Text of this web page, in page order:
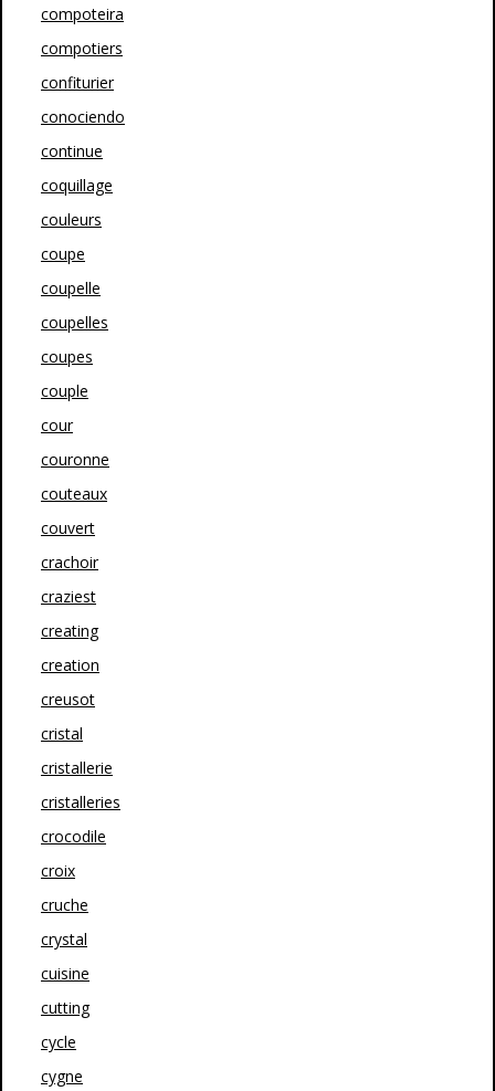
compoteira
compotiers
confiturier
conociendo
continue
coquillage
couleurs
coupe
coupelle
coupelles
coupes
couple
cour
couronne
couteaux
couvert
crachoir
craziest
creating
creation
creusot
cristal
cristallerie
cristalleries
crocodile
croix
cruche
crystal
cuisine
cutting
cycle
cygne